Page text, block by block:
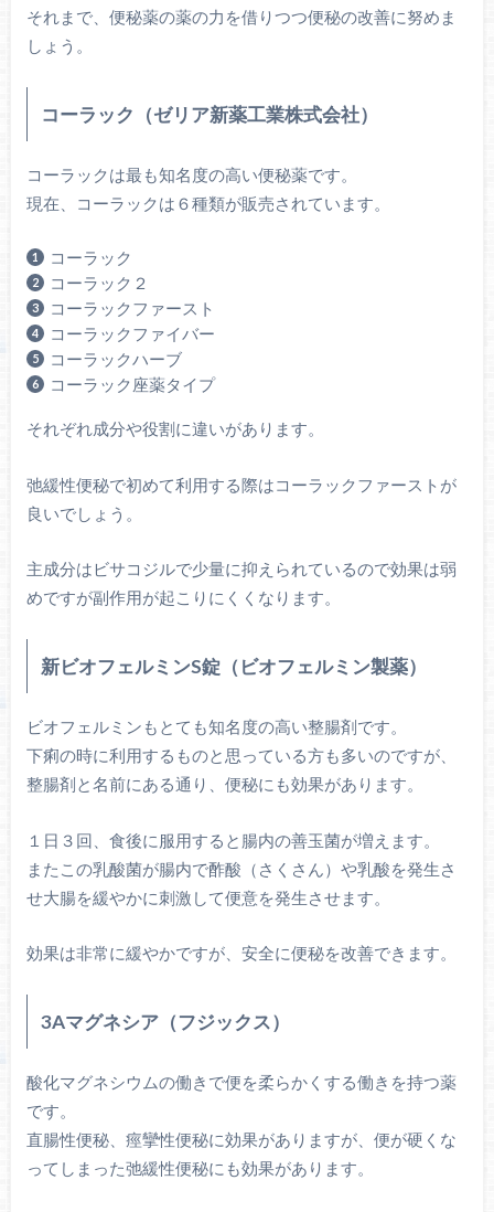
それまで、便秘薬の薬の力を借りつつ便秘の改善に努めま
しょう。
コーラック（ゼリア新薬工業株式会社）
コーラックは最も知名度の高い便秘薬です。
現在、コーラックは６種類が販売されています。
コーラック
コーラック２
コーラックファースト
コーラックファイバー
コーラックハーブ
コーラック座薬タイプ
それぞれ成分や役割に違いがあります。
弛緩性便秘で初めて利用する際はコーラックファーストが
良いでしょう。
主成分はビサコジルで少量に抑えられているので効果は弱
めですが副作用が起こりにくくなります。
新ビオフェルミンS錠（ビオフェルミン製薬）
ビオフェルミンもとても知名度の高い整腸剤です。
下痢の時に利用するものと思っている方も多いのですが、
整腸剤と名前にある通り、便秘にも効果があります。
１日３回、食後に服用すると腸内の善玉菌が増えます。
またこの乳酸菌が腸内で酢酸（さくさん）や乳酸を発生さ
せ大腸を緩やかに刺激して便意を発生させます。
効果は非常に緩やかですが、安全に便秘を改善できます。
3Aマグネシア（フジックス）
酸化マグネシウムの働きで便を柔らかくする働きを持つ薬
です。
直腸性便秘、痙攣性便秘に効果がありますが、便が硬くな
ってしまった弛緩性便秘にも効果があります。